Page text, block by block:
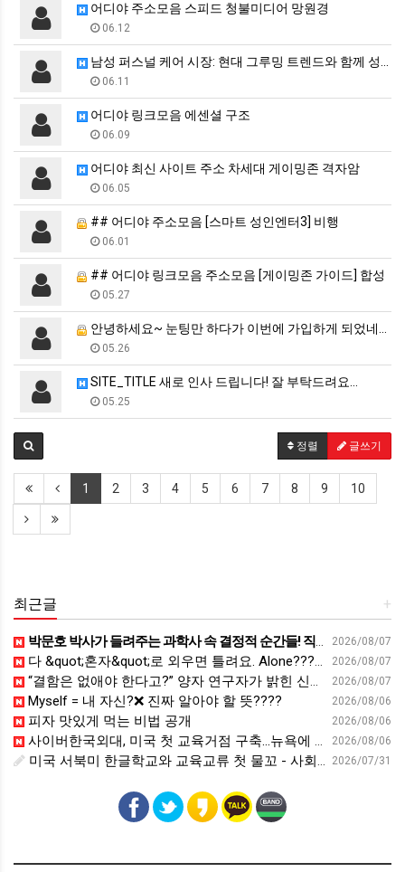
어디야 주소모음 스피드 청불미디어 망원경
06.12
남성 퍼스널 케어 시장: 현대 그루밍 트렌드와 함께 성…
06.11
어디야 링크모음 에센셜 구조
06.09
어디야 최신 사이트 주소 차세대 게이밍존 격자암
06.05
## 어디야 주소모음 [스마트 성인엔터3] 비행
06.01
## 어디야 링크모음 주소모음 [게이밍존 가이드] 합성
05.27
안녕하세요~ 눈팅만 하다가 이번에 가입하게 되었네요.
05.26
SITE_TITLE 새로 인사 드립니다! 잘 부탁드려요…
05.25
정렬 글쓰기
1 2 3 4 5 6 7 8 9 10
+
최근글
2026/08/07
박문호 박사가 들려주는 과학사 속 결정적 순간들! 직관을 뛰어넘는 과학적 통찰 : 생각하는 청소년을 위한 과학 시리즈 1부(feat.박문호 박사)
2026/08/07
다 &quot;혼자&quot;로 외우면 틀려요. Alone????By myself????On my own
2026/08/07
“결함은 없애야 한다고?” 양자 연구자가 밝힌 신비: 없애려던 흠이 무기가 되는 방법 | 이정현 KIST 양자기술연구단 선임연구원 | 양자 컴퓨터 인생 | 세바시 2121회
2026/08/06
Myself = 내 자신?❌ 진짜 알아야 할 뜻????
2026/08/06
피자 맛있게 먹는 비법 공개
2026/08/06
사이버한국외대, 미국 첫 교육거점 구축…뉴욕에 미주글로벌센터 개소 - 재외동포신문
2026/07/31
미국 서북미 한글학교와 교육교류 첫 물꼬 - 사회적경제뉴스